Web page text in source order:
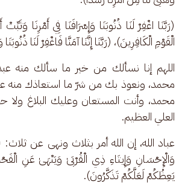
(رَبَّنَا اغْفِرْ لَنَا ذُنُوبَنَا وَإِسْرَافَنَا فِي أَمْرِنَا
الْقَوْمِ الْكَافِرِينَ)، (رَبَّنَا إِنَّنَا آمَنَّا فَاغْفِرْ لَنَا
اللهم إنا نسألك من خير ما سألك منه
محمد، ونعوذ بك من شرّ ما استعاذك منه
محمد، وأنت المستعان وعليك البلاغ ولا
العلي العظيم.
عباد الله، إن الله أمر بثلاث ونهى عن ثلاث:
وَالْإِحْسَانِ وَإِيتَاءِ ذِي الْقُرْبَىٰ وَيَنْهَىٰ عَنِ
يَعِظُكُمْ لَعَلَّكُمْ تَذَكَّرُونَ).